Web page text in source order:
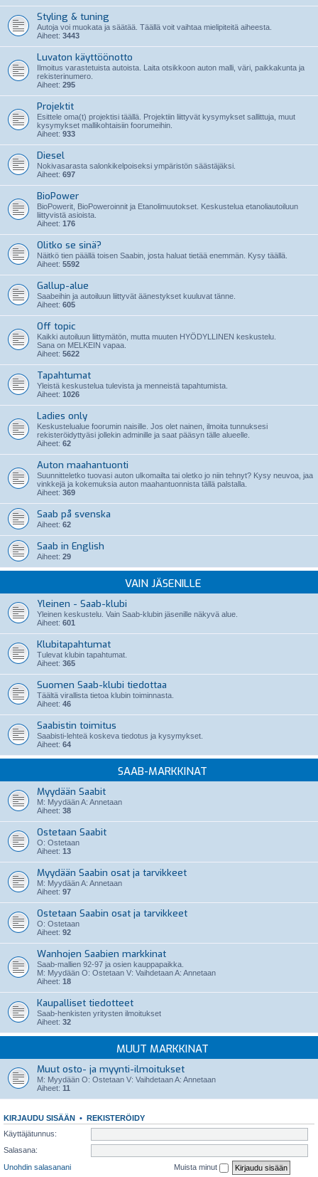
Styling & tuning
Autoja voi muokata ja säätää. Täällä voit vaihtaa mielipiteitä aiheesta.
Aiheet: 3443
Luvaton käyttöönotto
Ilmoitus varastetuista autoista. Laita otsikkoon auton malli, väri, paikkakunta ja
rekisterinumero.
Aiheet: 295
Projektit
Esittele oma(t) projektisi täällä. Projektiin liittyvät kysymykset sallittuja, muut
kysymykset mallikohtaisiin foorumeihin.
Aiheet: 933
Diesel
Nokivasarasta salonkikelpoiseksi ympäristön säästäjäksi.
Aiheet: 697
BioPower
BioPowerit, BioPoweroinnit ja Etanolimuutokset. Keskustelua etanoliautoiluun
liittyvistä asioista.
Aiheet: 176
Olitko se sinä?
Näitkö tien päällä toisen Saabin, josta haluat tietää enemmän. Kysy täällä.
Aiheet: 5592
Gallup-alue
Saabeihin ja autoiluun liittyvät äänestykset kuuluvat tänne.
Aiheet: 605
Off topic
Kaikki autoiluun liittymätön, mutta muuten HYÖDYLLINEN keskustelu.
Sana on MELKEIN vapaa.
Aiheet: 5622
Tapahtumat
Yleistä keskustelua tulevista ja menneistä tapahtumista.
Aiheet: 1026
Ladies only
Keskustelualue foorumin naisille. Jos olet nainen, ilmoita tunnuksesi
rekisteröidyttyäsi jollekin adminille ja saat pääsyn tälle alueelle.
Aiheet: 62
Auton maahantuonti
Suunnitteletko tuovasi auton ulkomailta tai oletko jo niin tehnyt? Kysy neuvoa, jaa
vinkkejä ja kokemuksia auton maahantuonnista tällä palstalla.
Aiheet: 369
Saab på svenska
Aiheet: 62
Saab in English
Aiheet: 29
VAIN JÄSENILLE
Yleinen - Saab-klubi
Yleinen keskustelu. Vain Saab-klubin jäsenille näkyvä alue.
Aiheet: 601
Klubitapahtumat
Tulevat klubin tapahtumat.
Aiheet: 365
Suomen Saab-klubi tiedottaa
Täältä virallista tietoa klubin toiminnasta.
Aiheet: 46
Saabistin toimitus
Saabisti-lehteä koskeva tiedotus ja kysymykset.
Aiheet: 64
SAAB-MARKKINAT
Myydään Saabit
M: Myydään A: Annetaan
Aiheet: 38
Ostetaan Saabit
O: Ostetaan
Aiheet: 13
Myydään Saabin osat ja tarvikkeet
M: Myydään A: Annetaan
Aiheet: 97
Ostetaan Saabin osat ja tarvikkeet
O: Ostetaan
Aiheet: 92
Wanhojen Saabien markkinat
Saab-mallien 92-97 ja osien kauppapaikka.
M: Myydään O: Ostetaan V: Vaihdetaan A: Annetaan
Aiheet: 18
Kaupalliset tiedotteet
Saab-henkisten yritysten ilmoitukset
Aiheet: 32
MUUT MARKKINAT
Muut osto- ja myynti-ilmoitukset
M: Myydään O: Ostetaan V: Vaihdetaan A: Annetaan
Aiheet: 11
KIRJAUDU SISÄÄN • REKISTERÖIDY
Käyttäjätunnus:
Salasana:
Unohdin salasanani
Muista minut